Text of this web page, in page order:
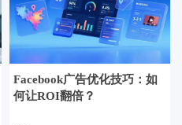
Facebook广告优化技巧：如
何让ROI翻倍？